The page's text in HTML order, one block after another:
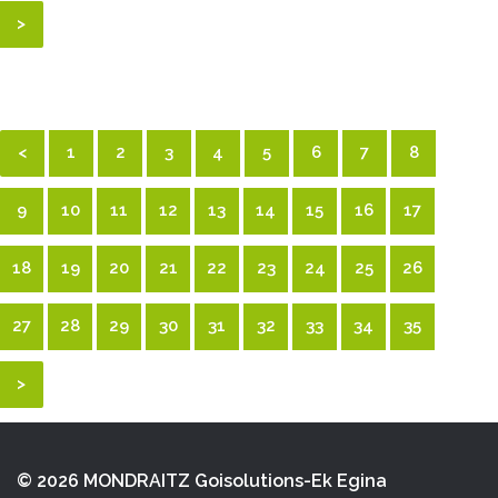
>
< 1 2 3 4 5 6 7 8
9 10 11 12 13 14 15 16 17
18 19 20 21 22 23 24 25 26
27 28 29 30 31 32 33 34 35
>
© 2026 MONDRAITZ Goisolutions-Ek Egina